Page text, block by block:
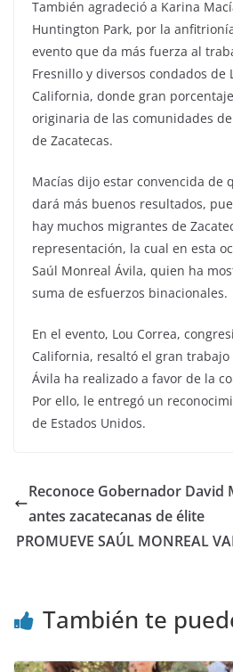
También agradeció a Karina
Huntington Park, por la
evento que da más fuerza al
Fresnillo y diversos condados de
California, donde gran
originaria de las comunidades
de Zacatecas.
Macías dijo estar convencida de
dará más buenos resultados,
hay muchos migrantes de
representación, la cual en esta
Saúl Monreal Ávila, quien ha
suma de esfuerzos binacionales.
En el evento, Lou Correa,
California, resaltó el gran
Ávila ha realizado a favor de la
Por ello, le entregó un
de Estados Unidos.
Reconoce Gobernador David
antes zacatecanas de élite
PROMUEVE SAÚL MONREAL
También te